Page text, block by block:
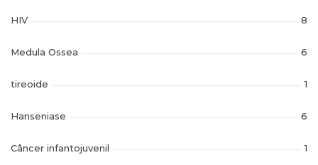
HIV 8
Medula Ossea 6
tireoide 1
Hanseniase 6
Câncer infantojuvenil 1